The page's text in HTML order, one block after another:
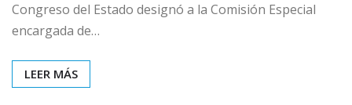
Congreso del Estado designó a la Comisión Especial
encargada de…
LEER MÁS